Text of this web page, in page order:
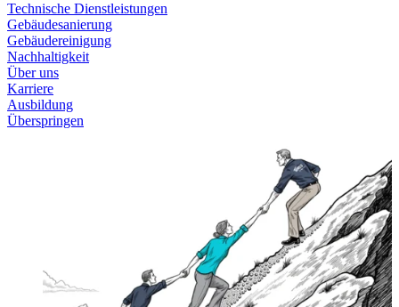
Technische Dienstleistungen
Gebäudesanierung
Gebäudereinigung
Nachhaltigkeit
Über uns
Karriere
Ausbildung
Überspringen